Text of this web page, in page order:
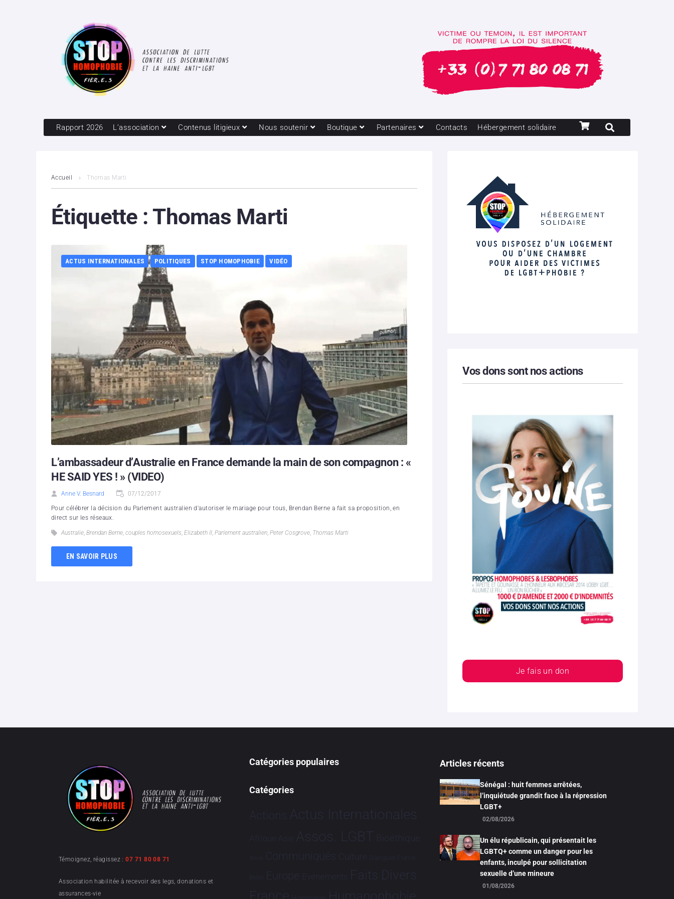
Rapport 2026 L’association Contenus litigieux Nous soutenir Boutique Partenaires Contacts Hébergement solidaire
Accueil Thomas Marti
Étiquette :Thomas Marti
ACTUS INTERNATIONALES POLITIQUES STOP HOMOPHOBIE VIDÉO
L’ambassadeur d’Australie en France demande la main de son compagnon : «
HE SAID YES ! » (VIDEO)
Anne V. Besnard 07/12/2017
Pour célébrer la décision du Parlement australien d'autoriser le mariage pour tous, Brendan Berne a fait sa proposition, en
direct sur les réseaux.
Australie, Brendan Berne, couples homosexuels, Elizabeth II, Parlement australien, Peter Cosgrove, Thomas Marti
EN SAVOIR PLUS
Vos dons sont nos actions
Je fais un don
Témoignez, réagissez :07 71 80 08 71
Association habilitée à recevoir des legs, donations et
assurances-vie
Catégories populaires
Catégories
Actions Actus Internationales
Afrique Asie Assos. LGBT Bioéthique
Brève Communiqués Culture Dialogues France-
Brésil Europe Evénements Faits Divers
Humanophobie
Articles récents
Sénégal : huit femmes arrêtées,
l’inquiétude grandit face à la répression
LGBT+
02/08/2026
Un élu républicain, qui présentait les
LGBTQ+ comme un danger pour les
enfants, inculpé pour sollicitation
sexuelle d’une mineure
01/08/2026